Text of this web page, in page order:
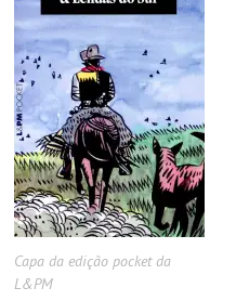
Capa da edição pocket da
L&PM